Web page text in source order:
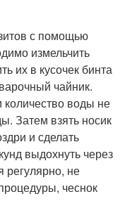
с помощью
измельчить
их в кусочек бинта
чайник.
количество воды не
Затем взять носик
и сделать
выдохнуть через
регулярно, не
чеснок